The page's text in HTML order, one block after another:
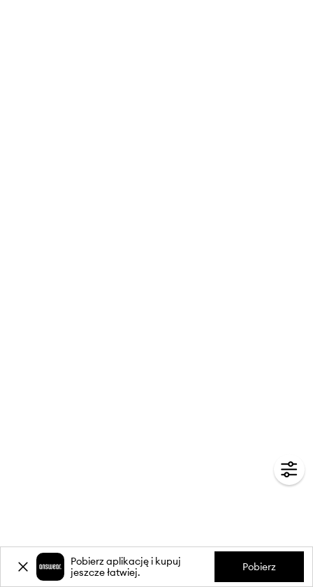
Pobierz aplikację i kupuj
jeszcze łatwiej.
Pobierz